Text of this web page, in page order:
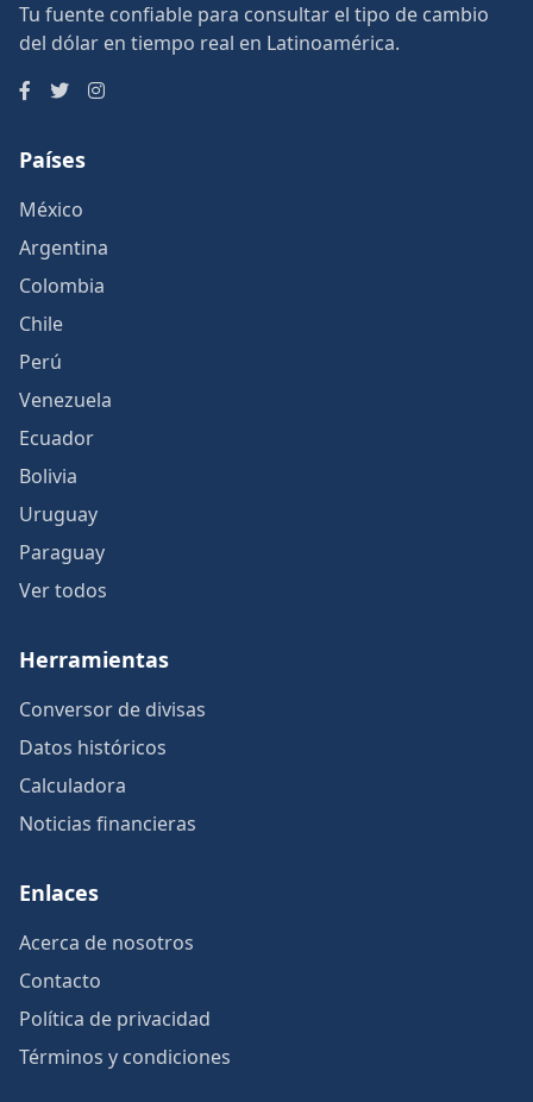
Tu fuente confiable para consultar el tipo de cambio
del dólar en tiempo real en Latinoamérica.
Países
México
Argentina
Colombia
Chile
Perú
Venezuela
Ecuador
Bolivia
Uruguay
Paraguay
Ver todos
Herramientas
Conversor de divisas
Datos históricos
Calculadora
Noticias financieras
Enlaces
Acerca de nosotros
Contacto
Política de privacidad
Términos y condiciones